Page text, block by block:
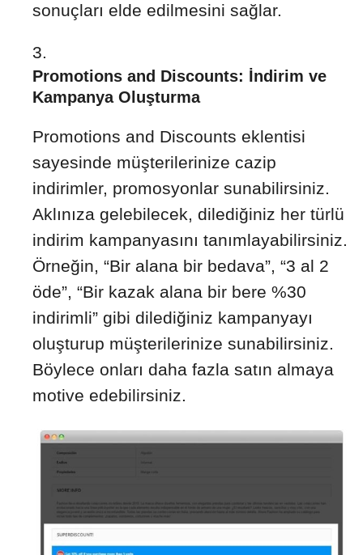
sonuçları elde edilmesini sağlar.
Promotions and Discounts: İndirim ve
Kampanya Oluşturma
Promotions and Discounts eklentisi
sayesinde müşterilerinize cazip
indirimler, promosyonlar sunabilirsiniz.
Aklınıza gelebilecek, dilediğiniz her türlü
indirim kampanyasını tanımlayabilirsiniz.
Örneğin, “Bir alana bir bedava”, “3 al 2
öde”, “Bir kazak alana bir bere %30
indirimli” gibi dilediğiniz kampanyayı
oluşturup müşterilerinize sunabilirsiniz.
Böylece onları daha fazla satın almaya
motive edebilirsiniz.